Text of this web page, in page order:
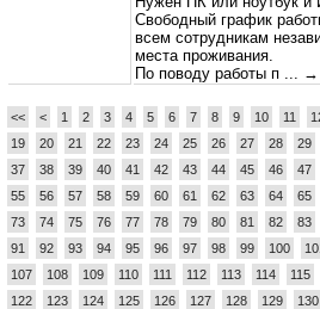
Свободный график
всем сотрудникам
места проживания.
По поводу работы п
... →
<< < 1 2 3 4 5 6 7 8 9 10 11
19
20 21 22 23 24 25 26 27 28 29
37
38 39 40 41 42 43 44 45 46 47
55
56 57 58 59 60 61 62 63 64 65
73
74 75 76 77 78 79 80 81 82 83
91
92 93 94 95 96 97 98 99 100
107
108 109 110 111 112 113 114 115
122
123 124 125 126 127 128 129 130